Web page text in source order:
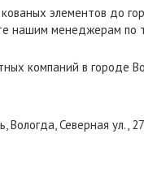
элементов до
нашим менеджерам
компаний в городе
,Вологда,Северная ул., 27